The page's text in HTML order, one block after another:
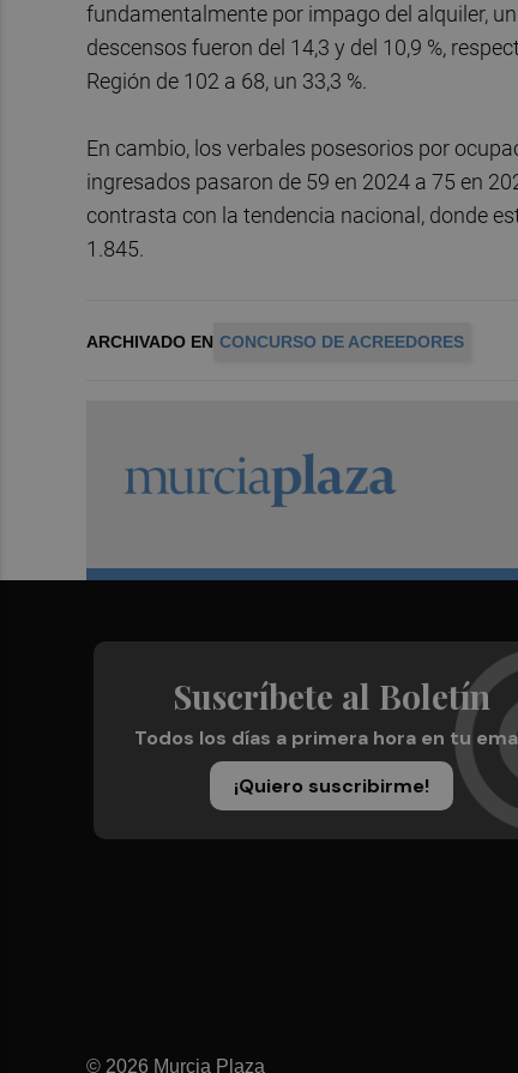
fundamentalmente por impago del alquiler,
descensos fueron del 14,3 y del 10,9 %,
Región de 102 a 68, un 33,3 %.
En cambio, los verbales posesorios por
ingresados pasaron de 59 en 2024 a 75 en
contrasta con la tendencia nacional, donde
1.845.
ARCHIVADO EN CONCURSO DE ACREEDORES
Suscríbete al Boletín
Todos los días a primera hora en tu
¡Quiero suscribirme!
© 2026 Murcia Plaza